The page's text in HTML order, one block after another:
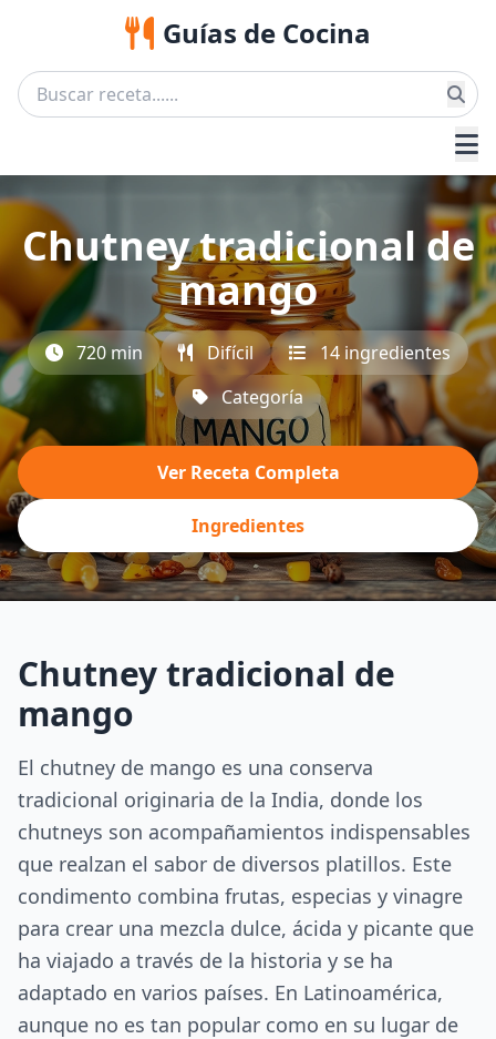
Guías de Cocina
Chutney tradicional de
mango
720 min Difícil
14 ingredientes
Categoría
Ver Receta Completa
Ingredientes
Chutney tradicional de
mango
El chutney de mango es una conserva
tradicional originaria de la India, donde los
chutneys son acompañamientos indispensables
que realzan el sabor de diversos platillos. Este
condimento combina frutas, especias y vinagre
para crear una mezcla dulce, ácida y picante que
ha viajado a través de la historia y se ha
adaptado en varios países. En Latinoamérica,
aunque no es tan popular como en su lugar de